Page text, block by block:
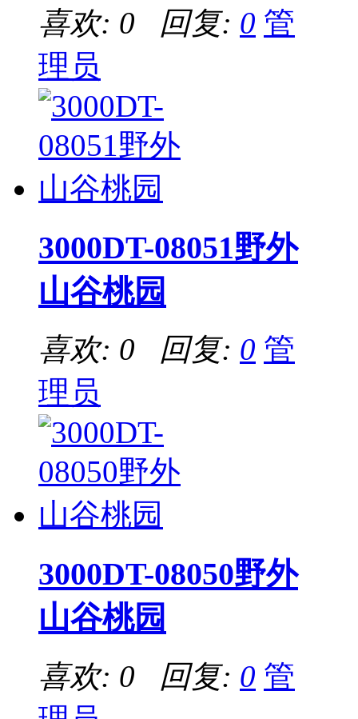
喜欢: 0 回复: 0 管
理员
3000DT-08051野外
山谷桃园
喜欢: 0 回复: 0 管
理员
3000DT-08050野外
山谷桃园
喜欢: 0 回复: 0 管